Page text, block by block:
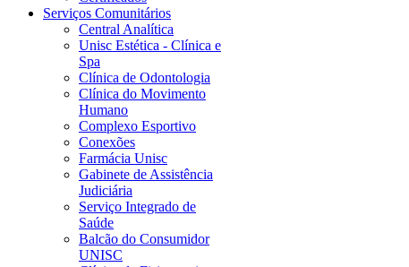
Serviços Comunitários
Central Analítica
Unisc Estética - Clínica e
Spa
Clínica de Odontologia
Clínica do Movimento
Humano
Complexo Esportivo
Conexões
Farmácia Unisc
Gabinete de Assistência
Judiciária
Serviço Integrado de
Saúde
Balcão do Consumidor
UNISC